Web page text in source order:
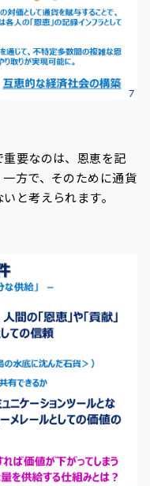
要なのは、恩恵を記
方で、そのために通貨
と考えられます。